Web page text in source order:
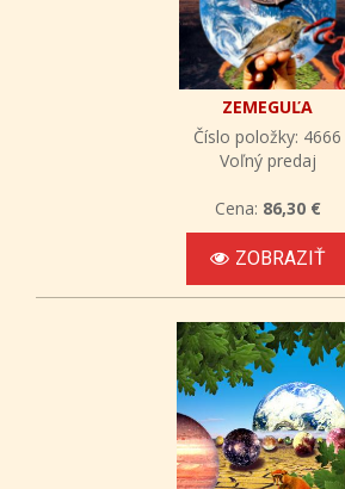
ZEMEGUĽA
Číslo položky: 4666
Voľný predaj
Cena: 86,30 €
ZOBRAZIŤ